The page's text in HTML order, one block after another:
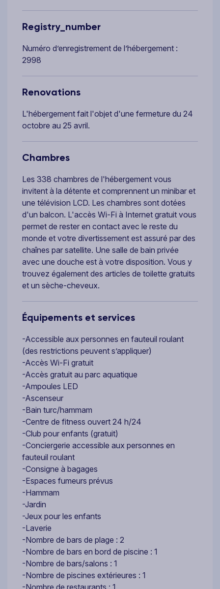
Registry_number
Numéro d’enregistrement de l’hébergement :
2998
Renovations
L'hébergement fait l'objet d'une fermeture du 24
octobre au 25 avril.
Chambres
Les 338 chambres de l'hébergement vous
invitent à la détente et comprennent un minibar et
une télévision LCD. Les chambres sont dotées
d'un balcon. L'accès Wi-Fi à Internet gratuit vous
permet de rester en contact avec le reste du
monde et votre divertissement est assuré par des
chaînes par satellite. Une salle de bain privée
avec une douche est à votre disposition. Vous y
trouvez également des articles de toilette gratuits
et un sèche-cheveux.
Équipements et services
-Accessible aux personnes en fauteuil roulant
(des restrictions peuvent s’appliquer)
-Accès Wi-Fi gratuit
-Accès gratuit au parc aquatique
-Ampoules LED
-Ascenseur
-Bain turc/hammam
-Centre de fitness ouvert 24 h/24
-Club pour enfants (gratuit)
-Conciergerie accessible aux personnes en
fauteuil roulant
-Consigne à bagages
-Espaces fumeurs prévus
-Hammam
-Jardin
-Jeux pour les enfants
-Laverie
-Nombre de bars de plage : 2
-Nombre de bars en bord de piscine : 1
-Nombre de bars/salons : 1
-Nombre de piscines extérieures : 1
-Nombre de restaurants : 1